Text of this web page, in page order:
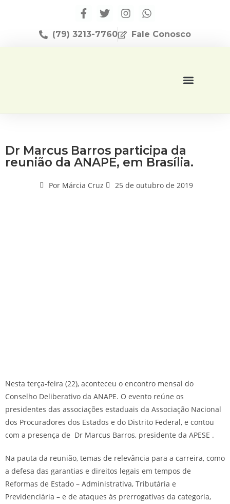
(79) 3213-7760 Fale Conosco
Dr Marcus Barros participa da
reunião da ANAPE, em Brasília.
PorMárcia Cruz 25 de outubro de 2019
Nesta terça-feira (22), aconteceu o encontro mensal do
Conselho Deliberativo da ANAPE. O evento reúne os
presidentes das associações estaduais da Associação Nacional
dos Procuradores dos Estados e do Distrito Federal, e contou
com a presença de Dr Marcus Barros, presidente da APESE .
Na pauta da reunião, temas de relevância para a carreira, como
a defesa das garantias e direitos legais em tempos de
Reformas de Estado – Administrativa, Tributária e
Previdenciária – e de ataques às prerrogativas da categoria,